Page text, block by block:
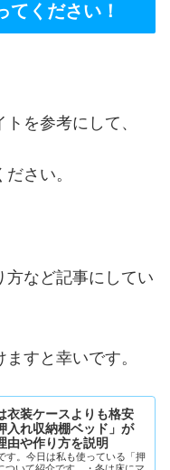
てください！
を参考にして、
さい。
方など記事にしてい
すと幸いです。
衣装ケースよりも格安
入れ収納棚ベッド」が
由や作り方を説明
す。今日は私も使っている「押